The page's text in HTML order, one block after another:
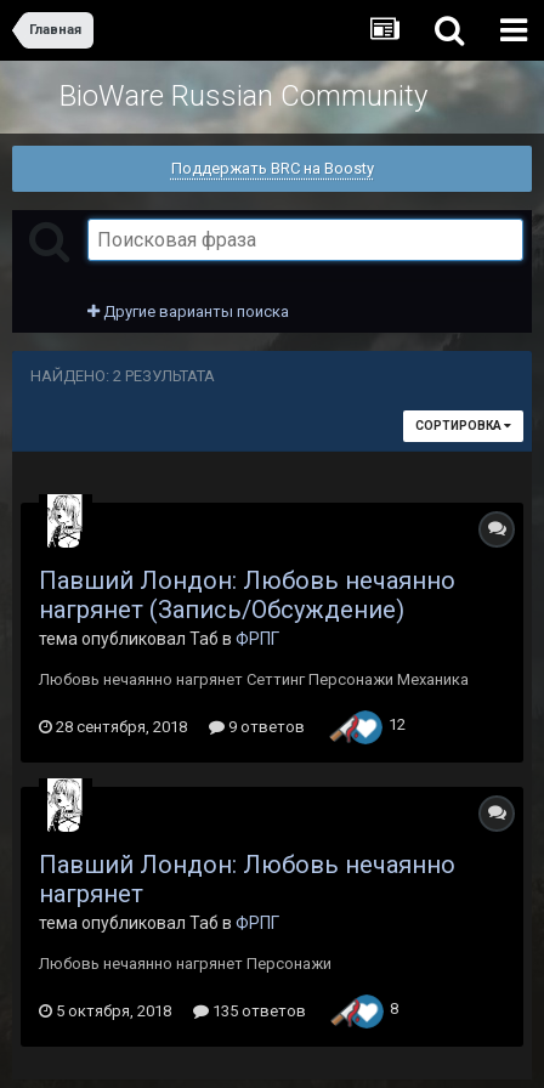
Главная
BioWare Russian Community
Поддержать BRC на Boosty
Другие варианты поиска
НАЙДЕНО: 2 РЕЗУЛЬТАТА
СОРТИРОВКА
Павший Лондон: Любовь нечаянно
нагрянет (Запись/Обсуждение)
тема опубликовал Таб в ФРПГ
Любовь нечаянно нагрянет Сеттинг Персонажи Механика
28 сентября, 2018 9 ответов 12
Павший Лондон: Любовь нечаянно
нагрянет
тема опубликовал Таб в ФРПГ
Любовь нечаянно нагрянет Персонажи
5 октября, 2018 135 ответов 8